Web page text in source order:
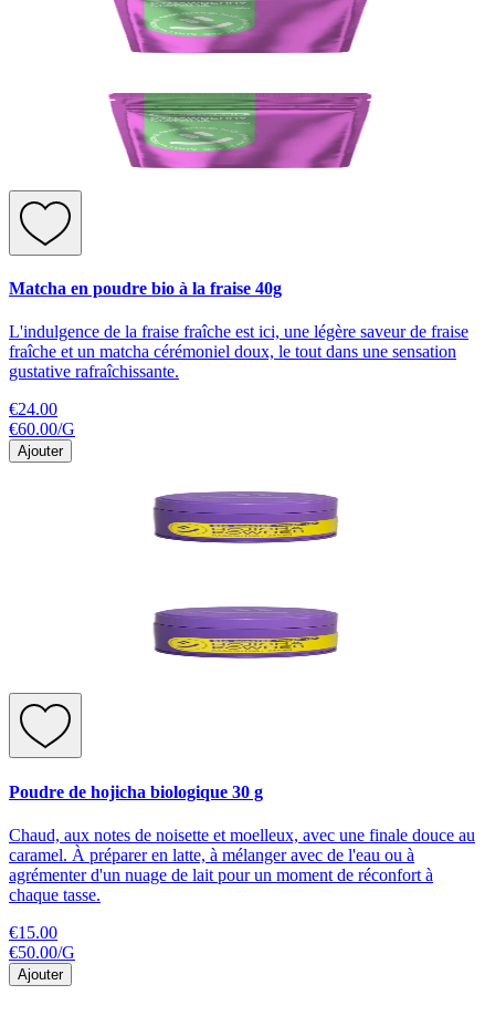
Matcha en poudre bio à la fraise 40g
L'indulgence de la fraise fraîche est ici, une légère saveur de fraise
fraîche et un matcha cérémoniel doux, le tout dans une sensation
gustative rafraîchissante.
€24.00
€60.00/G
Ajouter
Poudre de hojicha biologique 30 g
Chaud, aux notes de noisette et moelleux, avec une finale douce au
caramel. À préparer en latte, à mélanger avec de l'eau ou à
agrémenter d'un nuage de lait pour un moment de réconfort à
chaque tasse.
€15.00
€50.00/G
Ajouter